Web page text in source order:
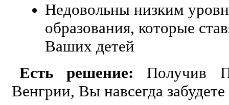
Недовольны низким
образования, которые
Ваших детей
Есть решение: Получив
Венгрии, Вы навсегда